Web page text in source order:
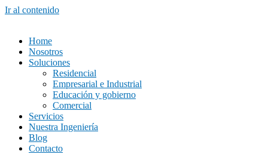
Ir al contenido
Home
Nosotros
Soluciones
Residencial
Empresarial e Industrial
Educación y gobierno
Comercial
Servicios
Nuestra Ingeniería
Blog
Contacto